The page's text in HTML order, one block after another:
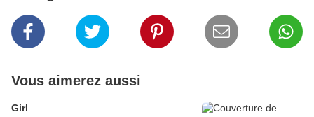
Vous aimerez aussi
Girl